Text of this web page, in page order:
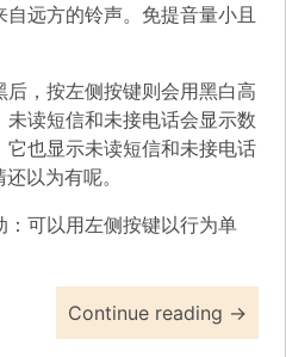
远方的铃声。免提音量小且
，按左侧按键则会用黑白高
读短信和未接电话会显示数
也显示未读短信和未接电话
以为有呢。
可以用左侧按键以行为单
Continue reading →